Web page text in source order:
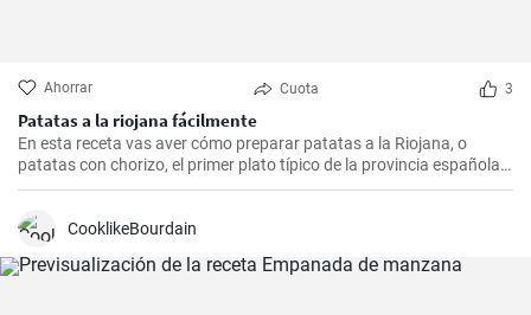
Ahorrar Cuota 3
Patatas a la riojana fácilmente
En esta receta vas aver cómo preparar patatas a la Riojana, o
patatas con chorizo, el primer plato típico de la provincia española
de La Rioja.
CooklikeBourdain